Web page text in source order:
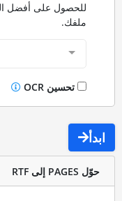
للحصول على أفضل
ملفك.
تحسين OCR
ابدأ
حوّل PAGES إلى RTF